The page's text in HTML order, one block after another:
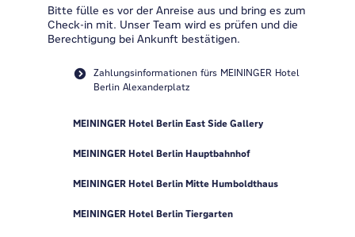
Bitte fülle es vor der Anreise aus und bring es zum
Check-in mit. Unser Team wird es prüfen und die
Berechtigung bei Ankunft bestätigen.
Zahlungsinformationen fürs MEININGER Hotel
Berlin Alexanderplatz
MEININGER Hotel Berlin East Side Gallery
MEININGER Hotel Berlin Hauptbahnhof
MEININGER Hotel Berlin Mitte Humboldthaus
MEININGER Hotel Berlin Tiergarten